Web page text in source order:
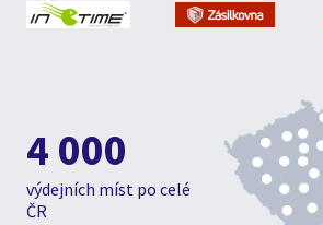
4 000
výdejních míst po celé
ČR